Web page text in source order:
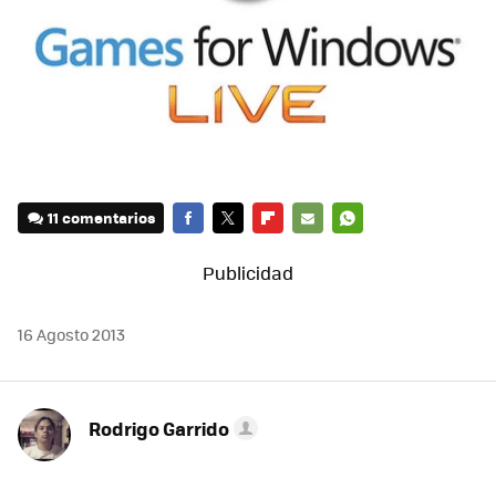
11 comentarios
16 Agosto 2013
Rodrigo Garrido